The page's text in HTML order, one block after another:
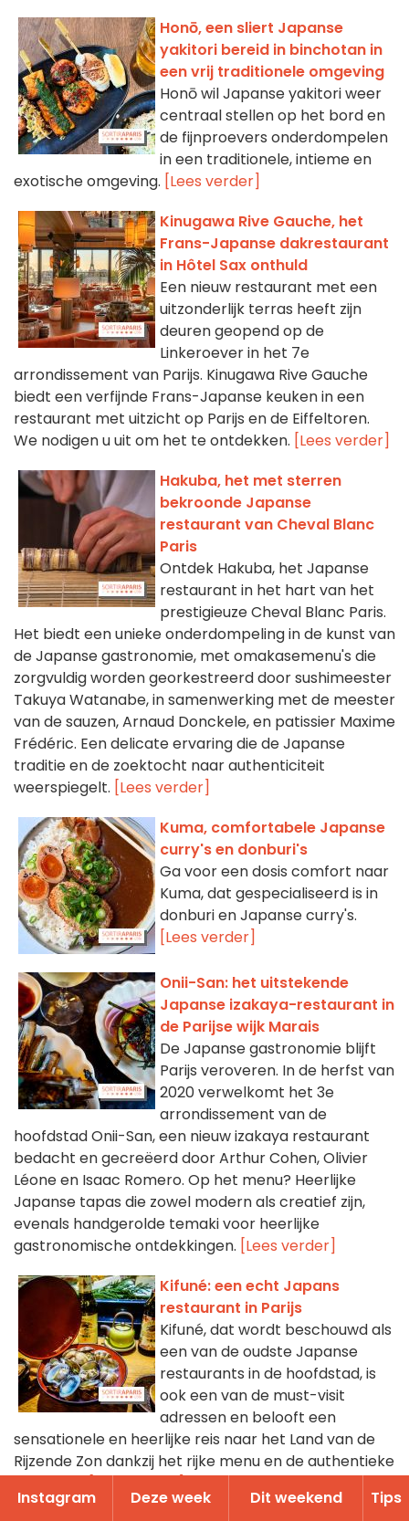
Honō, een sliert Japanse
yakitori bereid in binchotan in
een vrij traditionele omgeving
Honō wil Japanse yakitori weer
centraal stellen op het bord en
de fijnproevers onderdompelen
in een traditionele, intieme en
exotische omgeving. [Lees verder]
Kinugawa Rive Gauche, het
Frans-Japanse dakrestaurant
in Hôtel Sax onthuld
Een nieuw restaurant met een
uitzonderlijk terras heeft zijn
deuren geopend op de
Linkeroever in het 7e
arrondissement van Parijs. Kinugawa Rive Gauche
biedt een verfijnde Frans-Japanse keuken in een
restaurant met uitzicht op Parijs en de Eiffeltoren.
We nodigen u uit om het te ontdekken. [Lees verder]
Hakuba, het met sterren
bekroonde Japanse
restaurant van Cheval Blanc
Paris
Ontdek Hakuba, het Japanse
restaurant in het hart van het
prestigieuze Cheval Blanc Paris.
Het biedt een unieke onderdompeling in de kunst van
de Japanse gastronomie, met omakasemenu's die
zorgvuldig worden georkestreerd door sushimeester
Takuya Watanabe, in samenwerking met de meester
van de sauzen, Arnaud Donckele, en patissier Maxime
Frédéric. Een delicate ervaring die de Japanse
traditie en de zoektocht naar authenticiteit
weerspiegelt. [Lees verder]
Kuma, comfortabele Japanse
curry's en donburi's
Ga voor een dosis comfort naar
Kuma, dat gespecialiseerd is in
donburi en Japanse curry's.
[Lees verder]
Onii-San: het uitstekende
Japanse izakaya-restaurant in
de Parijse wijk Marais
De Japanse gastronomie blijft
Parijs veroveren. In de herfst van
2020 verwelkomt het 3e
arrondissement van de
hoofdstad Onii-San, een nieuw izakaya restaurant
bedacht en gecreëerd door Arthur Cohen, Olivier
Léone en Isaac Romero. Op het menu? Heerlijke
Japanse tapas die zowel modern als creatief zijn,
evenals handgerolde temaki voor heerlijke
gastronomische ontdekkingen. [Lees verder]
Kifuné: een echt Japans
restaurant in Parijs
Kifuné, dat wordt beschouwd als
een van de oudste Japanse
restaurants in de hoofdstad, is
ook een van de must-visit
adressen en belooft een
sensationele en heerlijke reis naar het Land van de
Rijzende Zon dankzij het rijke menu en de authentieke
Instagram Deze week Dit weekend Tips